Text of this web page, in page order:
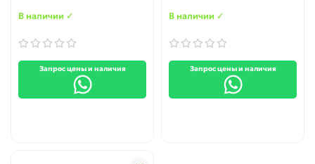
В наличии ✓
Запрос цены и наличия
В наличии ✓
Запрос цены и наличия